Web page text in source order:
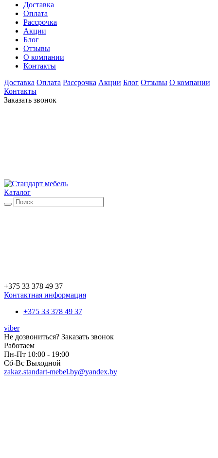
Доставка
Оплата
Рассрочка
Акции
Блог
Отзывы
О компании
Контакты
Доставка Оплата Рассрочка Акции Блог Отзывы О компании
Контакты
Заказать звонок
Каталог
+375 33 378 49 37
Контактная информация
+375 33 378 49 37
viber
Не дозвониться? Заказать звонок
Работаем
Пн-Пт 10:00 - 19:00
Сб-Вс Выходной
zakaz.standart-mebel.by@yandex.by